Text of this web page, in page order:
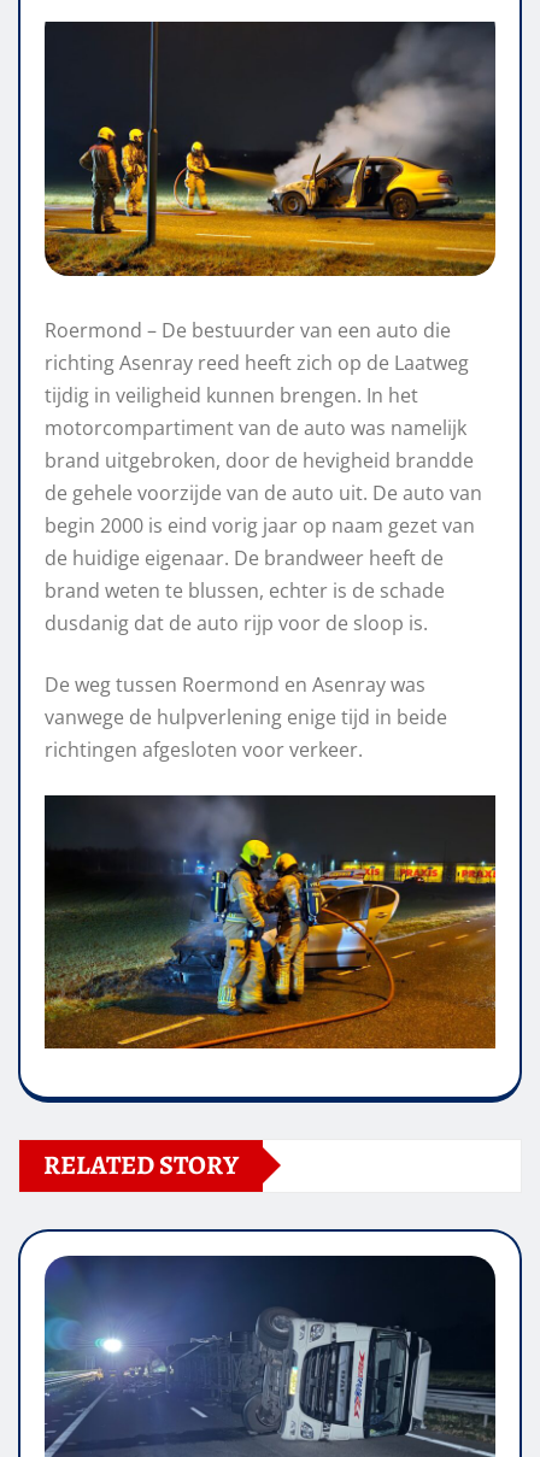
Roermond – De bestuurder van een auto die
richting Asenray reed heeft zich op de Laatweg
tijdig in veiligheid kunnen brengen. In het
motorcompartiment van de auto was namelijk
brand uitgebroken, door de hevigheid brandde
de gehele voorzijde van de auto uit. De auto van
begin 2000 is eind vorig jaar op naam gezet van
de huidige eigenaar. De brandweer heeft de
brand weten te blussen, echter is de schade
dusdanig dat de auto rijp voor de sloop is.
De weg tussen Roermond en Asenray was
vanwege de hulpverlening enige tijd in beide
richtingen afgesloten voor verkeer.
RELATED STORY